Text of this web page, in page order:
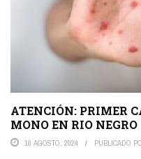
ATENCIÓN: PRIMER
MONO EN RIO NEGRO
16 AGOSTO, 2024 PUBLICADO